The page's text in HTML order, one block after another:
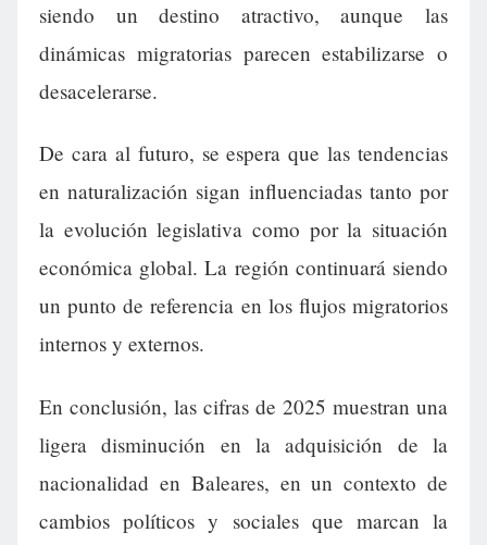
siendo un destino atractivo, aunque las
dinámicas migratorias parecen estabilizarse o
desacelerarse.
De cara al futuro, se espera que las tendencias
en naturalización sigan influenciadas tanto por
la evolución legislativa como por la situación
económica global. La región continuará siendo
un punto de referencia en los flujos migratorios
internos y externos.
En conclusión, las cifras de 2025 muestran una
ligera disminución en la adquisición de la
nacionalidad en Baleares, en un contexto de
cambios políticos y sociales que marcan la